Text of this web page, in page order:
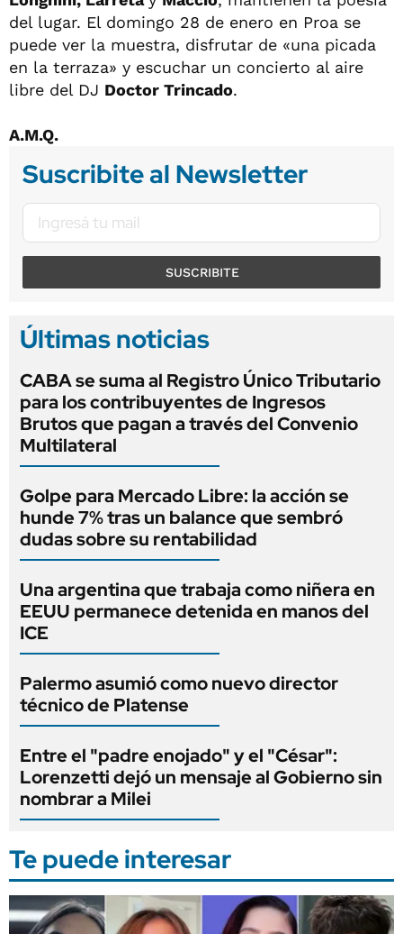
del lugar. El domingo 28 de enero en Proa se
puede ver la muestra, disfrutar de «una picada
en la terraza» y escuchar un concierto al aire
libre del DJ Doctor Trincado.
A.M.Q.
Suscribite al Newsletter
SUSCRIBITE
Últimas noticias
CABA se suma al Registro Único Tributario
para los contribuyentes de Ingresos
Brutos que pagan a través del Convenio
Multilateral
Golpe para Mercado Libre: la acción se
hunde 7% tras un balance que sembró
dudas sobre su rentabilidad
Una argentina que trabaja como niñera en
EEUU permanece detenida en manos del
ICE
Palermo asumió como nuevo director
técnico de Platense
Entre el "padre enojado" y el "César":
Lorenzetti dejó un mensaje al Gobierno sin
nombrar a Milei
Te puede interesar